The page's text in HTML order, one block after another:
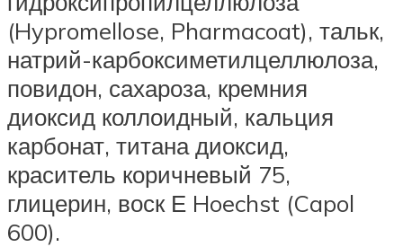
(Hypromellose, Pharmacoat), тальк,
натрий-карбоксиметилцеллюлоза,
повидон, сахароза, кремния
диоксид коллоидный, кальция
карбонат, титана диоксид,
краситель коричневый 75,
глицерин, воск Е Hoechst (Capol
600).